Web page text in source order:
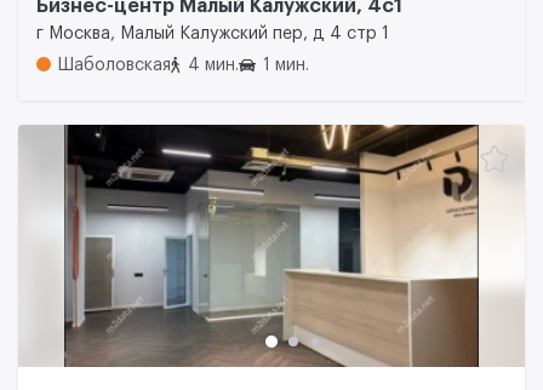
Бизнес-центр Малый Калужский, 4с1
г Москва, Малый Калужский пер, д 4 стр 1
Шаболовская
4 мин. 1 мин.